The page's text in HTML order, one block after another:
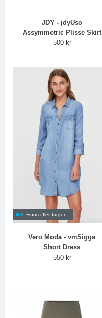
JDY - jdyUso
Assymmetric Plisse Skirt
500 kr
Finns i fler färger
Vero Moda - vmSigga
Short Dress
550 kr